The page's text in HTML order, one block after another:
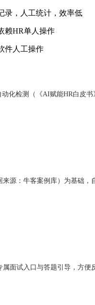
录，人工统计，效率低
赖HR单人操作
件人工操作
检测（《AI赋能HR白皮
源：牛客案例库）为基础，
面试入口与答题引导，方便